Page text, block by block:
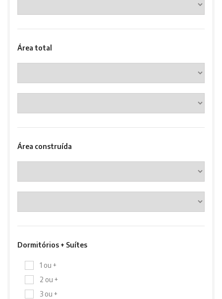
Área total
Área construída
Dormitórios + Suítes
1 ou +
2 ou +
3 ou +